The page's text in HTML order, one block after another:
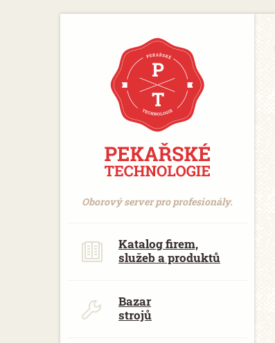
https://www.traditionrolex.com/18
Oborový server pro profesionály.
Katalog firem,
služeb a produktů
Bazar
strojů